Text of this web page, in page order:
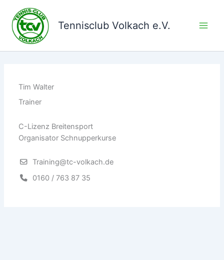
Inhalt
springen
Tennisclub Volkach e.V.
Tim Walter
Trainer
C-Lizenz Breitensport
Organisator Schnupperkurse
Training@tc-volkach.de
0160 / 763 87 35